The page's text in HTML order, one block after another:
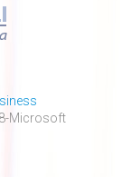
Microsoft